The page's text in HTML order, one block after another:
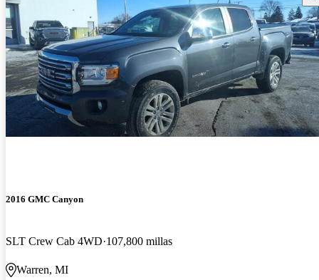
2016 GMC Canyon
SLT Crew Cab 4WD 107,800 millas
Warren, MI